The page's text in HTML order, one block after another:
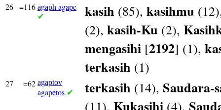
26 =116 agaph agape
✔ kasih (85), kasihmu
(2), kasih-Ku (2),
mengasihi [2192] (1),
terkasih (1)
27 =62 agaptov
agapetos ✔ terkasih (14), Saudara-
(11), Kukasihi (4),